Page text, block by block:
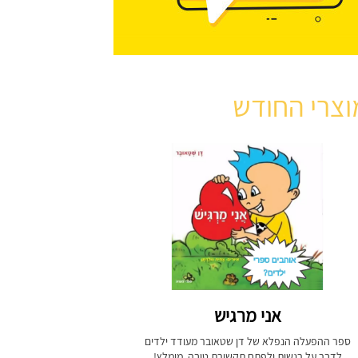
החודש
אני מרגיש
ספר ההפעלה הנפלא של דן שטאובר מעודד ילדים